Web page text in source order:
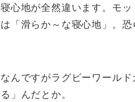
心地が全然違います。モ
「滑らか～な寝心地」。
んですがラグビーワール
」んだとか。